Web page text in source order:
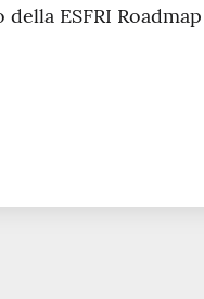
ESFRI Roadmap